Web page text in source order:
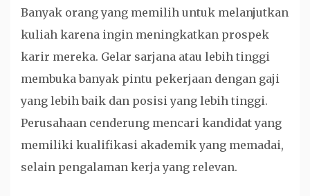
Banyak orang yang memilih untuk melanjutkan
kuliah karena ingin meningkatkan prospek
karir mereka. Gelar sarjana atau lebih tinggi
membuka banyak pintu pekerjaan dengan gaji
yang lebih baik dan posisi yang lebih tinggi.
Perusahaan cenderung mencari kandidat yang
memiliki kualifikasi akademik yang memadai,
selain pengalaman kerja yang relevan.